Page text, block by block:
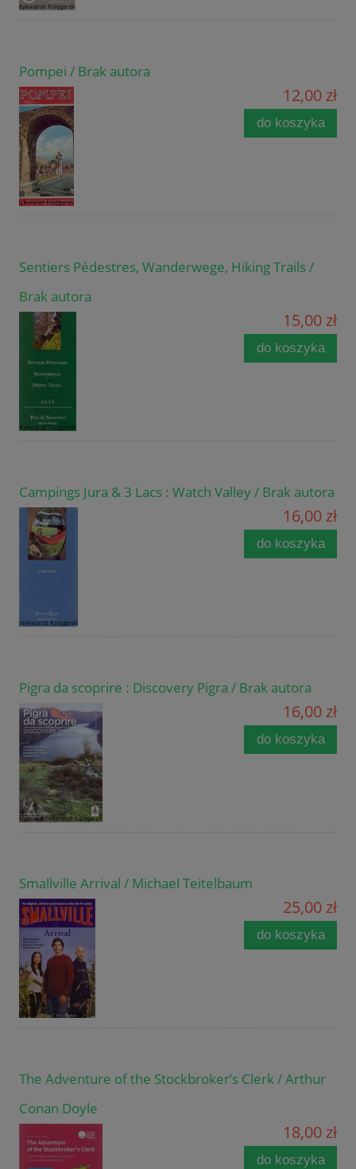
Pompei / Brak autora
12,00 zł
do koszyka
Sentiers Pédestres, Wanderwege, Hiking Trails /
Brak autora
15,00 zł
do koszyka
Campings Jura & 3 Lacs : Watch Valley / Brak autora
16,00 zł
do koszyka
Pigra da scoprire : Discovery Pigra / Brak autora
16,00 zł
do koszyka
Smallville Arrival / Michael Teitelbaum
25,00 zł
do koszyka
The Adventure of the Stockbroker’s Clerk / Arthur
Conan Doyle
18,00 zł
do koszyka